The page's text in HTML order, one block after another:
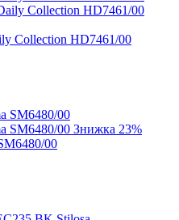
Collection HD7461/00
Знижка 23%
00